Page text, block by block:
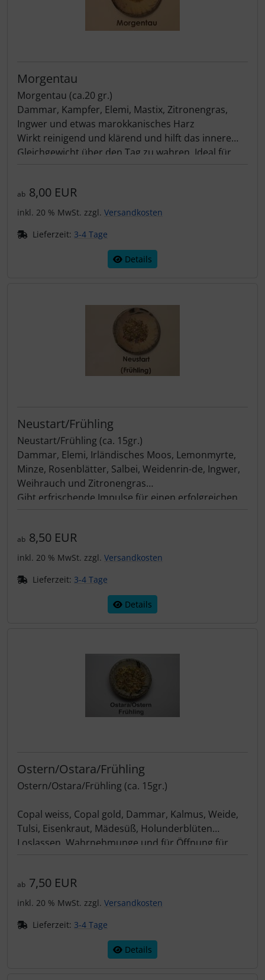
Morgentau
Morgentau (ca.20 gr.)
Dammar, Kampfer, Elemi, Mastix, Zitronengras,
Ingwer und etwas marokkanisches Harz
Wirkt reinigend und klärend und hilft das innere
Gleichgewicht über den Tag zu wahren. Ideal für
ab 8,00 EUR
inkl. 20 % MwSt. zzgl. Versandkosten
Lieferzeit: 3-4 Tage
Details
Neustart/Frühling
Neustart/Frühling (ca. 15gr.)
Dammar, Elemi, Irländisches Moos, Lemonmyrte,
Minze, Rosenblätter, Salbei, Weidenrin-de, Ingwer,
Weihrauch und Zitronengras
Gibt erfrischende Impulse für einen erfolgreichen
ab 8,50 EUR
inkl. 20 % MwSt. zzgl. Versandkosten
Lieferzeit: 3-4 Tage
Details
Ostern/Ostara/Frühling
Ostern/Ostara/Frühling (ca. 15gr.)
Copal weiss, Copal gold, Dammar, Kalmus, Weide,
Tulsi, Eisenkraut, Mädesüß, Holunderblüten
Loslassen, Wahrnehmunge und für Öffnung für
ab 7,50 EUR
inkl. 20 % MwSt. zzgl. Versandkosten
Lieferzeit: 3-4 Tage
Details